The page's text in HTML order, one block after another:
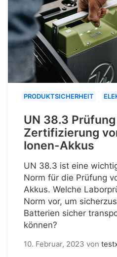
PRODUKTSICHERHEIT
UN 38.3
Zertifizierung
Ionen-Akkus
UN 38.3 ist eine
Norm für die Prüfung
Akkus. Welche
Norm vor, um
Batterien sicher
können?
10. Februar, 2023 von